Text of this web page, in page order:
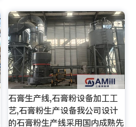
石膏生产线,石膏粉设备加工工
艺,石膏粉生产设备我公司设计
的石膏粉生产线采用国内成熟先